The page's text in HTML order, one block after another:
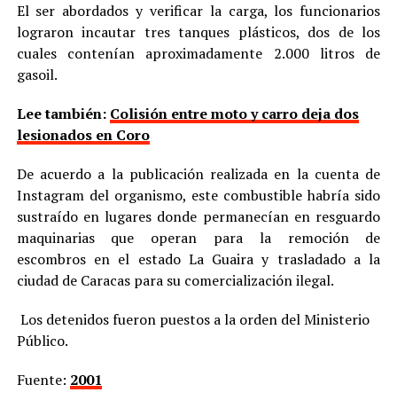
El ser abordados y verificar la carga, los funcionarios
lograron incautar tres tanques plásticos, dos de los
cuales contenían aproximadamente 2.000 litros de
gasoil.
Lee también: Colisión entre moto y carro deja dos
lesionados en Coro
De acuerdo a la publicación realizada en la cuenta de
Instagram del organismo, este combustible habría sido
sustraído en lugares donde permanecían en resguardo
maquinarias que operan para la remoción de
escombros en el estado La Guaira y trasladado a la
ciudad de Caracas para su comercialización ilegal.
Los detenidos fueron puestos a la orden del Ministerio
Público.
Fuente: 2001